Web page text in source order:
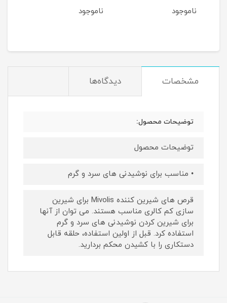
Wasserabweisend, 40 St
ناموجود ناموجود
مشخصات دیدگاه‌ها
توضیحات محصول:
توضیحات محصول
• مناسب برای نوشیدنی های سرد و گرم
قرص های شیرین کننده Mivolis برای شیرین
سازی کم کالری مناسب هستند. می توان از آنها
برای شیرین کردن نوشیدنی های سرد و گرم
استفاده کرد. قبل از اولین استفاده، حلقه قابل
دستکاری را با کشیدن محکم بردارید.